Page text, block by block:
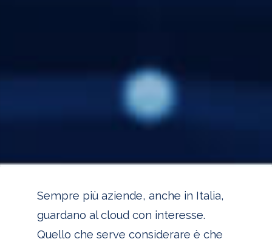
Sempre più aziende, anche in Italia,
guardano al cloud con interesse.
Quello che serve considerare è che